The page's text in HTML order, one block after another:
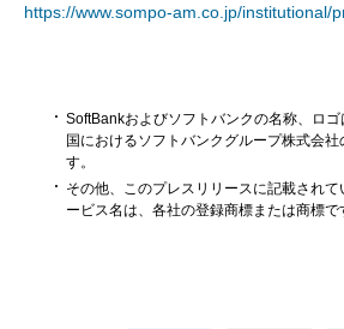
https://www.sompo-am.co.jp/institutional/
SoftBankおよびソフトバンクの名称、ロ
国におけるソフトバンクグループ株式会
す。
その他、このプレスリリースに記載され
ービス名は、各社の登録商標または商標で